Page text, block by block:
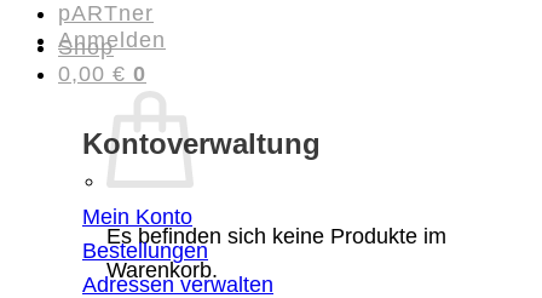
Anmelden
0,00 € 0
Es befinden sich keine Produkte im
Warenkorb.
pARTner
Shop
Kontoverwaltung
Mein Konto
Bestellungen
Adressen verwalten